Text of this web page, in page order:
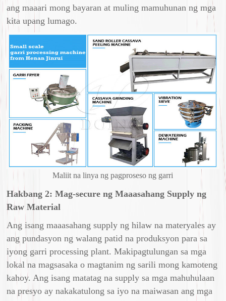
ang maaari mong bayaran at muling mamuhunan ng mga
kita upang lumago.
Maliit na linya ng pagproseso ng garri
Hakbang 2: Mag-secure ng Maaasahang Supply ng
Raw Material
Ang isang maaasahang supply ng hilaw na materyales ay
ang pundasyon ng walang patid na produksyon para sa
iyong garri processing plant. Makipagtulungan sa mga
lokal na magsasaka o magtanim ng sarili mong kamoteng
kahoy. Ang isang matatag na supply sa mga mahuhulaan
na presyo ay nakakatulong sa iyo na maiwasan ang mga